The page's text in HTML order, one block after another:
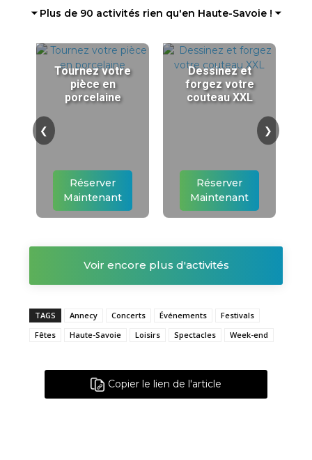
⏷ Plus de 90 activités rien qu'en Haute-Savoie ! ⏷
Tournez votre
pièce en
porcelaine
Réserver
Maintenant
Dessinez et
forgez votre
couteau XXL
Réserver
Maintenant
❮ ❯
Voir encore plus d'activités
TAGS Annecy Concerts Événements
Festivals
Fêtes
Haute-Savoie Loisirs Spectacles Week-end
Copier le lien de l'article